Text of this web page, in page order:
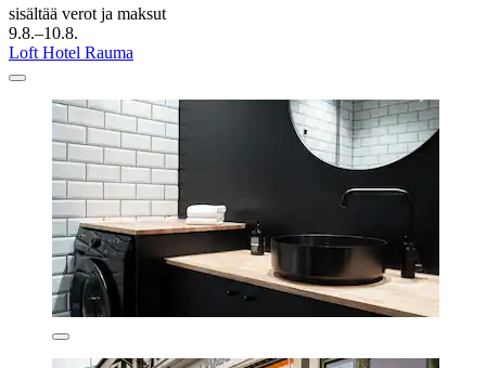
sisältää verot ja maksut
9.8.–10.8.
Loft Hotel Rauma